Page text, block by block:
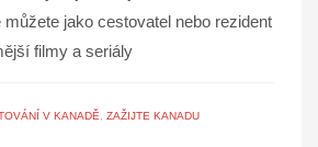
jako cestovatel nebo rezident
filmy a seriály
V KANADĚ, ZAŽIJTE KANADU